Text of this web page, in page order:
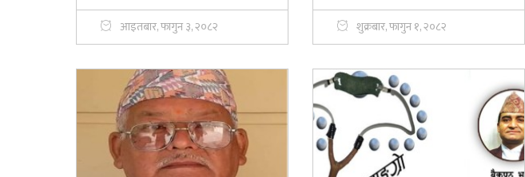
आइतबार, फागुन ३, २०८२ शुक्रबार, फागुन १, २०८२